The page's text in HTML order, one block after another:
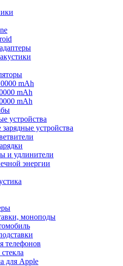
mAh
mAh
mAh
устройства
устройства
и удлинители
энергии
моноподы
телефонов
для Apple